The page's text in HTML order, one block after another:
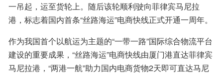
一吊起，运至货轮上。随后该轮顺利驶向菲律宾马尼拉
港，标志着国内首条“丝路海运”电商快线正式开通一周年。
作为我国首个以航运为主题的“一带一路”国际综合物流平台
建设的重要成果，“丝路海运”电商快线由厦门港直达菲律宾
马尼拉港，“两港一航”助力国内电商货物2天即可直达马尼